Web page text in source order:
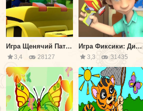
Игра Щенячий Патруль: Гончик Строитель
3,4 28127
Игра Фиксики: ДимДимыч с Лазером
3,3 31435